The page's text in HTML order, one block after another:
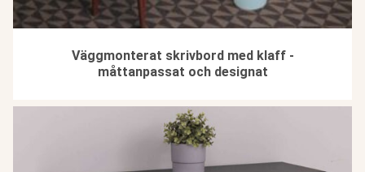
Väggmonterat skrivbord med klaff -
måttanpassat och designat